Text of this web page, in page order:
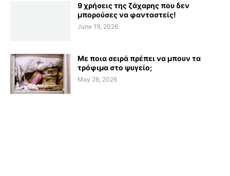
9 χρήσεις της ζάχαρης που δεν
μπορούσες να φανταστείς!
June 19, 2026
Με ποια σειρά πρέπει να μπουν τα
τρόφιμα στο ψυγείο;
May 28, 2026